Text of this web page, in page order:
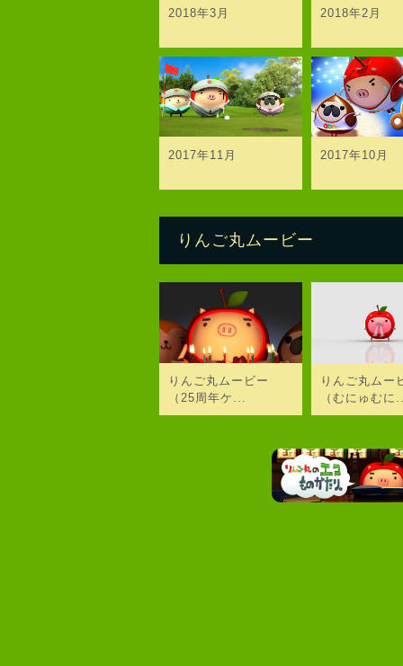
2018年3月 2018年2月
2017年11月 2017年10月
りんご丸ムービー
りんご丸ムービー
（25周年ケ...
りんご丸ムー
（むにゅむに